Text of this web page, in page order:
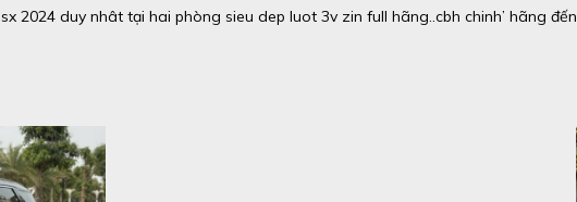
2024 duy nhât tại hai phòng sieu dep luot 3v zin full hãng..cbh chinh’ hãng đến